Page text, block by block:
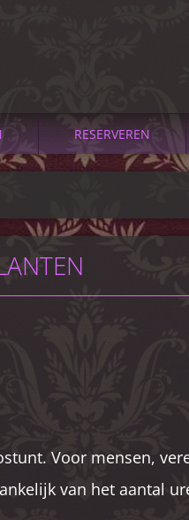
RESERVEREN
Voor mensen,
van het aantal